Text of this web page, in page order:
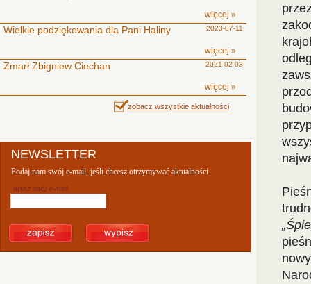
więcej »
Wielkie podziękowania dla Pani Haliny 2023-07-11
więcej »
Zmarł Zbigniew Ciechan 2021-02-03
więcej »
zobacz wszystkie aktualności
NEWSLETTER
Podaj nam swój e-mail, jeśli chcesz otrzymywać aktualności
wpisz swój e-mail: